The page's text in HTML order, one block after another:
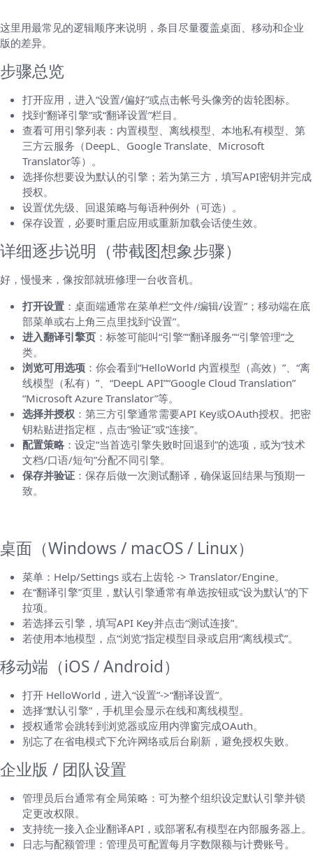
这里用最常见的逻辑顺序来说明，条目尽量覆盖桌面、移动和企业
版的差异。
步骤总览
打开应用，进入“设置/偏好”或点击帐号头像旁的齿轮图标。
找到“翻译引擎”或“翻译设置”栏目。
查看可用引擎列表：内置模型、离线模型、本地私有模型、第
三方云服务（DeepL、Google Translate、Microsoft
Translator等）。
选择你想要设为默认的引擎；若为第三方，填写API密钥并完成
授权。
设置优先级、回退策略与每语种例外（可选）。
保存设置，必要时重启应用或重新加载会话使生效。
详细逐步说明（带截图想象步骤）
好，慢慢来，像按部就班修理一台收音机。
打开设置 ：桌面端通常在菜单栏“文件/编辑/设置”；移动端在底
部菜单或右上角三点里找到“设置”。
进入翻译引擎页 ：标签可能叫“引擎”“翻译服务”“引擎管理”之
类。
浏览可用选项 ：你会看到“HelloWorld 内置模型（高效）”、“离
线模型（私有）”、“DeepL API”“Google Cloud Translation”
“Microsoft Azure Translator”等。
选择并授权 ：第三方引擎通常需要API Key或OAuth授权。把密
钥粘贴进指定框，点击“验证”或“连接”。
配置策略 ：设定“当首选引擎失败时回退到”的选项，或为“技术
文档/口语/短句”分配不同引擎。
保存并验证 ：保存后做一次测试翻译，确保返回结果与预期一
致。
桌面（Windows / macOS / Linux）
菜单：Help/Settings 或右上齿轮 -> Translator/Engine。
在“翻译引擎”页里，默认引擎通常有单选按钮或“设为默认”的下
拉项。
若选择云引擎，填写API Key并点击“测试连接”。
若使用本地模型，点“浏览”指定模型目录或启用“离线模式”。
移动端（iOS / Android）
打开 HelloWorld，进入“设置”->“翻译设置”。
选择“默认引擎”，手机里会显示在线和离线模型。
授权通常会跳转到浏览器或应用内弹窗完成OAuth。
别忘了在省电模式下允许网络或后台刷新，避免授权失败。
企业版 / 团队设置
管理员后台通常有全局策略：可为整个组织设定默认引擎并锁
定更改权限。
支持统一接入企业翻译API，或部署私有模型在内部服务器上。
日志与配额管理：管理员可配置每月字数限额与计费账号。